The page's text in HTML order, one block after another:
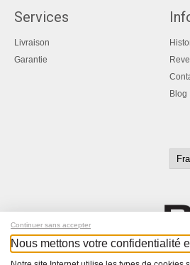
Services
Livraison
Garantie
Blog
Continuer sans accepter
Nous mettons votre confidentialité